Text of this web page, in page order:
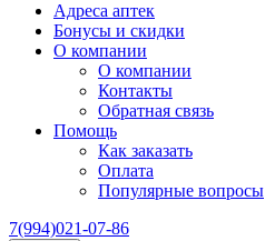
Адреса аптек
Бонусы и скидки
О компании
О компании
Контакты
Обратная связь
Помощь
Как заказать
Оплата
Популярные вопросы
7(994)021-07-86